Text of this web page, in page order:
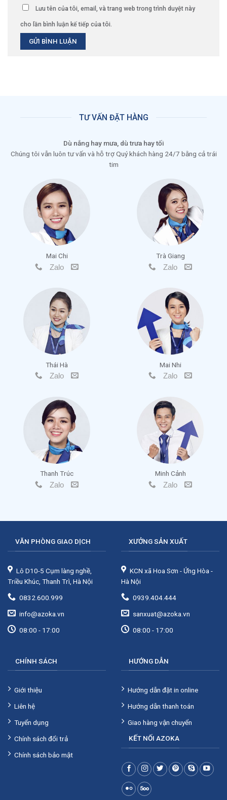
Lưu tên của tôi, email, và trang web trong trình duyệt này
cho lần bình luận kế tiếp của tôi.
TƯ VẤN ĐẶT HÀNG
Dù nắng hay mưa, dù trưa hay tối
Chúng tôi vẫn luôn tư vấn và hỗ trợ Quý khách hàng 24/7 bằng cả trái
tim
Mai Chi
Zalo
Trà Giang
Zalo
Thái Hà
Zalo
Mai Nhi
Zalo
Thanh Trúc
Zalo
Minh Cảnh
Zalo
VĂN PHÒNG GIAO DỊCH
Lô D10-5 Cụm làng nghề,
Triều Khúc, Thanh Trì, Hà Nội
0832.600.999
info@azoka.vn
08:00 - 17:00
XƯỞNG SẢN XUẤT
KCN xã Hoa Sơn - Ứng Hòa -
Hà Nội
0939.404.444
sanxuat@azoka.vn
08:00 - 17:00
CHÍNH SÁCH
Giới thiệu
Liên hệ
Tuyển dụng
Chính sách đổi trả
Chính sách bảo mật
HƯỚNG DẪN
Hướng dẫn đặt in online
Hướng dẫn thanh toán
Giao hàng vận chuyển
KẾT NỐI AZOKA